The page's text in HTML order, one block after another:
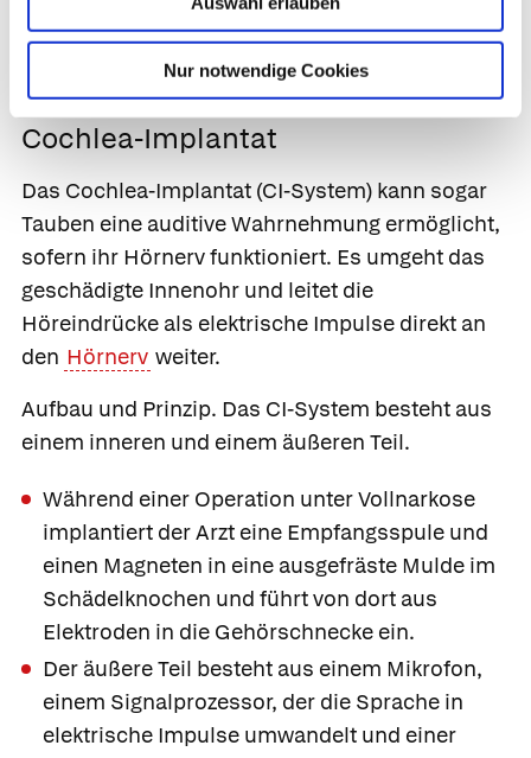
Nur notwendige Cookies
der Einsatz eines Cochlea-Implantats infrage,
um dem Betroffenen wieder bzw. erstmals eine
auditive Wahrnehmung zu ermöglichen.
Cochlea-Implantat
Das Cochlea-Implantat (CI-System) kann sogar
Tauben eine auditive Wahrnehmung ermöglicht,
sofern ihr Hörnerv funktioniert. Es umgeht das
geschädigte Innenohr und leitet die
Höreindrücke als elektrische Impulse direkt an
den Hörnerv weiter.
Aufbau und Prinzip. Das CI-System besteht aus
einem inneren und einem äußeren Teil.
Während einer Operation unter Vollnarkose
implantiert der Arzt eine Empfangsspule und
einen Magneten in eine ausgefräste Mulde im
Schädelknochen und führt von dort aus
Elektroden in die Gehörschnecke ein.
Der äußere Teil besteht aus einem Mikrofon,
einem Signalprozessor, der die Sprache in
elektrische Impulse umwandelt und einer